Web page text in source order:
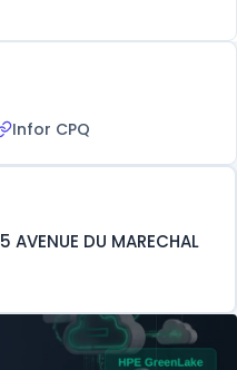
Infor CPQ
5 AVENUE DU MARECHAL